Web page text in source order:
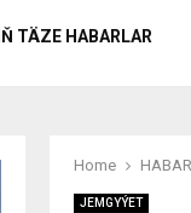
IŇ TÄZE HABARLAR
Home
JEMGYÝET